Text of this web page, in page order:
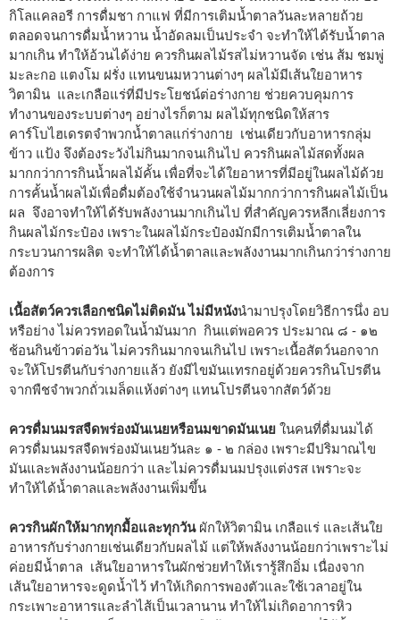
กิโลแคลอรี การดื่มชา กาแฟ ที่มีการเติมน้ำตาลวันละหลายถ้วย
ตลอดจนการดื่มน้ำหวาน น้ำอัดลมเป็นประจำ จะทำให้ได้รับน้ำตาล
มากเกิน ทำให้อ้วนได้ง่าย ควรกินผลไม้รสไม่หวานจัด เช่น ส้ม ชมพู่
มะละกอ แตงโม ฝรั่ง แทนขนมหวานต่างๆ ผลไม้มีเส้นใยอาหาร
วิตามิน และเกลือแร่ที่มีประโยชน์ต่อร่างกาย ช่วยควบคุมการ
ทำงานของระบบต่างๆ อย่างไรก็ตาม ผลไม้ทุกชนิดให้สาร
คาร์โบไฮเดรตจำพวกน้ำตาลแก่ร่างกาย เช่นเดียวกับอาหารกลุ่ม
ข้าว แป้ง จึงต้องระวังไม่กินมากจนเกินไป ควรกินผลไม้สดทั้งผล
มากกว่าการกินน้ำผลไม้คั้น เพื่อที่จะได้ใยอาหารที่มีอยู่ในผลไม้ด้วย
การคั้นน้ำผลไม้เพื่อดื่มต้องใช้จำนวนผลไม้มากกว่าการกินผลไม้เป็น
ผล จึงอาจทำให้ได้รับพลังงานมากเกินไป ที่สำคัญควรหลีกเลี่ยงการ
กินผลไม้กระป๋อง เพราะในผลไม้กระป๋องมักมีการเติมน้ำตาลใน
กระบวนการผลิต จะทำให้ได้น้ำตาลและพลังงานมากเกินกว่าร่างกาย
ต้องการ
เนื้อสัตว์ควรเลือกชนิดไม่ติดมัน ไม่มีหนังนำมาปรุงโดยวิธีการนึ่ง อบ
หรือย่าง ไม่ควรทอดในน้ำมันมาก กินแต่พอควร ประมาณ ๘ - ๑๒
ช้อนกินข้าวต่อวัน ไม่ควรกินมากจนเกินไป เพราะเนื้อสัตว์นอกจาก
จะให้โปรตีนกับร่างกายแล้ว ยังมีไขมันแทรกอยู่ด้วยควรกินโปรตีน
จากพืชจำพวกถั่วเมล็ดแห้งต่างๆ แทนโปรตีนจากสัตว์ด้วย
ควรดื่มนมรสจืดพร่องมันเนยหรือนมขาดมันเนย ในคนที่ดื่มนมได้
ควรดื่มนมรสจืดพร่องมันเนยวันละ ๑ - ๒ กล่อง เพราะมีปริมาณไข
มันและพลังงานน้อยกว่า และไม่ควรดื่มนมปรุงแต่งรส เพราะจะ
ทำให้ได้น้ำตาลและพลังงานเพิ่มขึ้น
ควรกินผักให้มากทุกมื้อและทุกวัน ผักให้วิตามิน เกลือแร่ และเส้นใย
อาหารกับร่างกายเช่นเดียวกับผลไม้ แต่ให้พลังงานน้อยกว่าเพราะไม่
ค่อยมีน้ำตาล เส้นใยอาหารในผักช่วยทำให้เรารู้สึกอิ่ม เนื่องจาก
เส้นใยอาหารจะดูดน้ำไว้ ทำให้เกิดการพองตัวและใช้เวลาอยู่ใน
กระเพาะอาหารและลำไส้เป็นเวลานาน ทำให้ไม่เกิดอาการหิว